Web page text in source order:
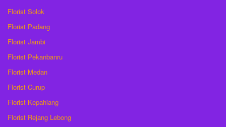
Florist Solok
Florist Padang
Florist Jambi
Florist Pekanbanru
Florist Medan
Florist Curup
Florist Kepahiang
Florist Rejang Lebong